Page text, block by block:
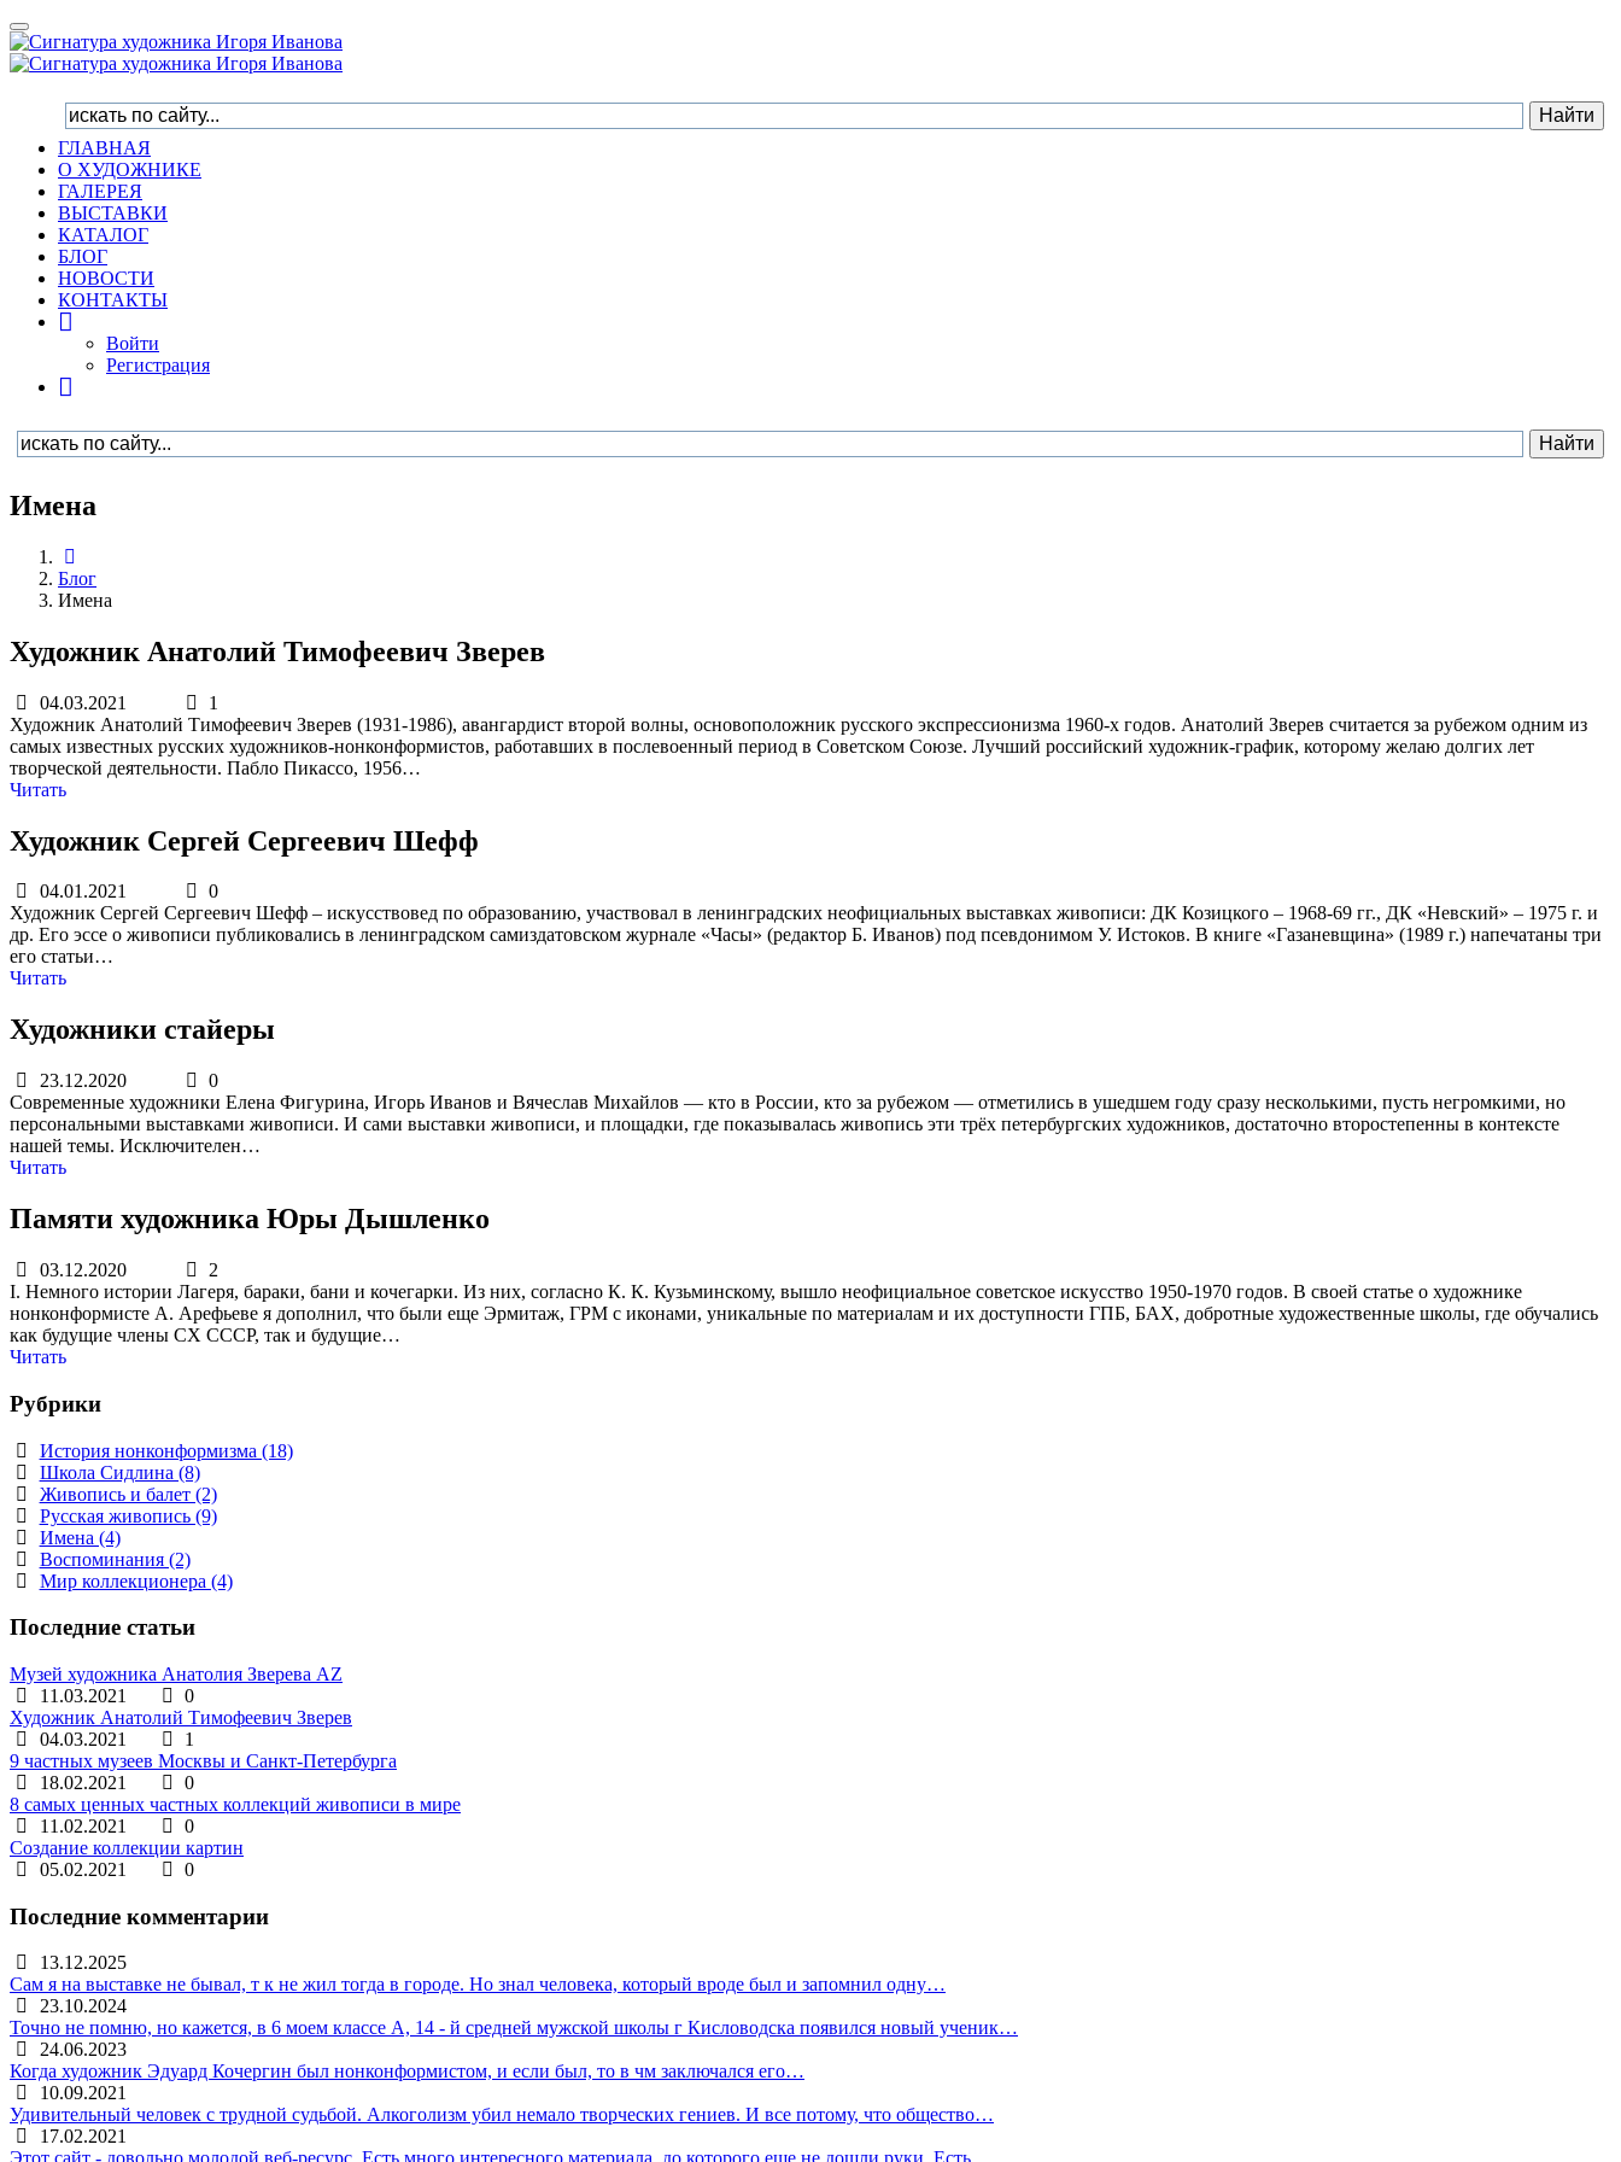
Toggle
navigation
ГЛАВНАЯ
О ХУДОЖНИКЕ
ГАЛЕРЕЯ
ВЫСТАВКИ
КАТАЛОГ
БЛОГ
НОВОСТИ
КОНТАКТЫ
Войти
Регистрация
Имена
Блог
Имена
Художник Анатолий Тимофеевич Зверев
04.03.2021
1
Художник Анатолий Тимофеевич Зверев (1931-1986), авангардист второй волны, основоположник русского экспрессионизма 1960-х годов. Анатолий Зверев считается за рубежом одним из
самых известных русских художников-нонконформистов, работавших в послевоенный период в Советском Союзе. Лучший российский художник-график, которому желаю долгих лет
творческой деятельности. Пабло Пикассо, 1956…
Читать
Художник Сергей Сергеевич Шефф
04.01.2021
0
Художник Сергей Сергеевич Шефф – искусствовед по образованию, участвовал в ленинградских неофициальных выставках живописи: ДК Козицкого – 1968-69 гг., ДК «Невский» – 1975 г. и
др. Его эссе о живописи публиковались в ленинградском самиздатовском журнале «Часы» (редактор Б. Иванов) под псевдонимом У. Истоков. В книге «Газаневщина» (1989 г.) напечатаны три
его статьи…
Читать
Художники стайеры
23.12.2020
0
Современные художники Елена Фигурина, Игорь Иванов и Вячеслав Михайлов — кто в России, кто за рубежом — отметились в ушедшем году сразу несколькими, пусть негромкими, но
персональными выставками живописи. И сами выставки живописи, и площадки, где показывалась живопись эти трёх петербургских художников, достаточно второстепенны в контексте
нашей темы. Исключителен…
Читать
Памяти художника Юры Дышленко
03.12.2020
2
I. Немного истории Лагеря, бараки, бани и кочегарки. Из них, согласно К. К. Кузьминскому, вышло неофициальное советское искусство 1950-1970 годов. В своей статье о художнике
нонконформисте А. Арефьеве я дополнил, что были еще Эрмитаж, ГРМ с иконами, уникальные по материалам и их доступности ГПБ, БАХ, добротные художественные школы, где обучались
как будущие члены СХ СССР, так и будущие…
Читать
Рубрики
История нонконформизма (18)
Школа Сидлина (8)
Живопись и балет (2)
Русская живопись (9)
Имена (4)
Воспоминания (2)
Мир коллекционера (4)
Последние статьи
Музей художника Анатолия Зверева AZ
11.03.2021
0
Художник Анатолий Тимофеевич Зверев
04.03.2021
1
9 частных музеев Москвы и Санкт-Петербурга
18.02.2021
0
8 самых ценных частных коллекций живописи в мире
11.02.2021
0
Создание коллекции картин
05.02.2021
0
Последние комментарии
13.12.2025
Сам я на выставке не бывал, т к не жил тогда в городе. Но знал человека, который вроде был и запомнил одну…
23.10.2024
Точно не помню, но кажется, в 6 моем классе А, 14 - й средней мужской школы г Кисловодска появился новый ученик…
24.06.2023
Когда художник Эдуард Кочергин был нонконформистом, и если был, то в чм заключался его…
10.09.2021
Удивительный человек с трудной судьбой. Алкоголизм убил немало творческих гениев. И все потому, что общество…
17.02.2021